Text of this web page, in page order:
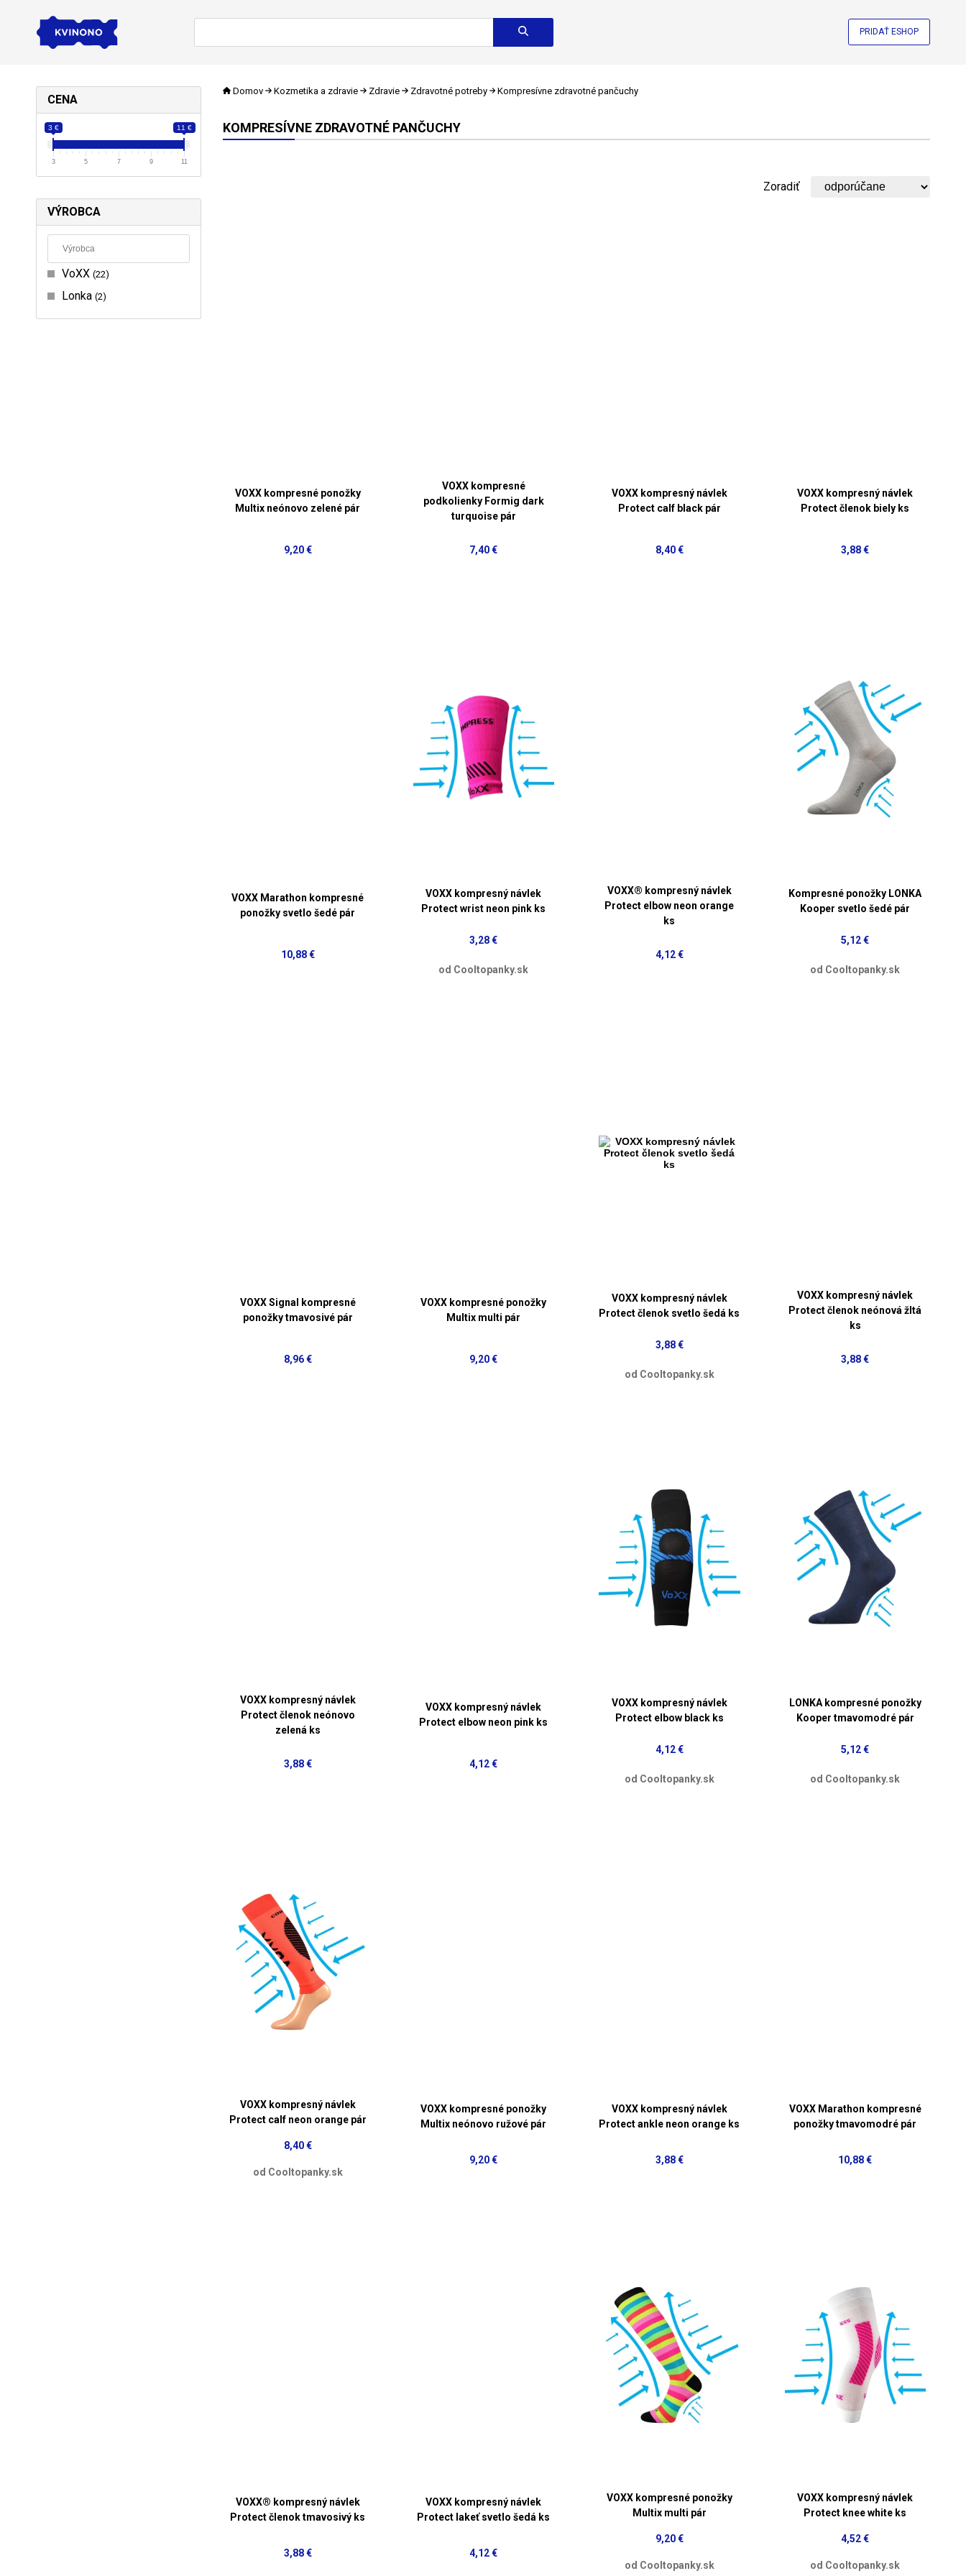
PRIDAŤ ESHOP
CENA
3 € 11 €
3 5 7 9 11
VÝROBCA
VoXX 22
Lonka 2
Domov Kozmetika a zdravie Zdravie Zdravotné potreby Kompresívne zdravotné pančuchy
KOMPRESÍVNE ZDRAVOTNÉ PANČUCHY
Zoradiť
VOXX kompresné ponožky
Multix neónovo zelené pár
9,20 €
VOXX kompresné
podkolienky Formig dark
turquoise pár
7,40 €
VOXX kompresný návlek
Protect calf black pár
8,40 €
VOXX kompresný návlek
Protect členok biely ks
3,88 €
VOXX Marathon kompresné
ponožky svetlo šedé pár
10,88 €
VOXX kompresný návlek
Protect wrist neon pink ks
3,28 €
od Cooltopanky.sk
VOXX® kompresný návlek
Protect elbow neon orange
ks
4,12 €
Kompresné ponožky LONKA
Kooper svetlo šedé pár
5,12 €
od Cooltopanky.sk
VOXX Signal kompresné
ponožky tmavosivé pár
8,96 €
VOXX kompresné ponožky
Multix multi pár
9,20 €
VOXX kompresný návlek
Protect členok svetlo šedá ks
3,88 €
od Cooltopanky.sk
VOXX kompresný návlek
Protect členok neónová žltá
ks
3,88 €
VOXX kompresný návlek
Protect členok neónovo
zelená ks
3,88 €
VOXX kompresný návlek
Protect elbow neon pink ks
4,12 €
VOXX kompresný návlek
Protect elbow black ks
4,12 €
od Cooltopanky.sk
LONKA kompresné ponožky
Kooper tmavomodré pár
5,12 €
od Cooltopanky.sk
VOXX kompresný návlek
Protect calf neon orange pár
8,40 €
od Cooltopanky.sk
VOXX kompresné ponožky
Multix neónovo ružové pár
9,20 €
VOXX kompresný návlek
Protect ankle neon orange ks
3,88 €
VOXX Marathon kompresné
ponožky tmavomodré pár
10,88 €
VOXX® kompresný návlek
Protect členok tmavosivý ks
3,88 €
VOXX kompresný návlek
Protect lakeť svetlo šedá ks
4,12 €
VOXX kompresné ponožky
Multix multi pár
9,20 €
od Cooltopanky.sk
VOXX kompresný návlek
Protect knee white ks
4,52 €
od Cooltopanky.sk